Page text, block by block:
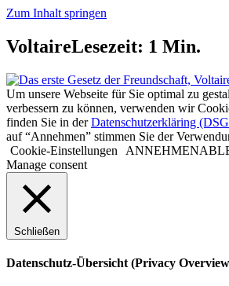
Zum Inhalt springen
VoltaireLesezeit: 1 Min.
Um unsere Webseite für Sie optimal zu
verbessern zu können, verwenden wir
finden Sie in derDatenschutzerkläring
auf “Annehmen” stimmen Sie der
Cookie-Einstellungen
ANNEHMEN
Manage consent
Schließen
Datenschutz-Übersicht (Privacy